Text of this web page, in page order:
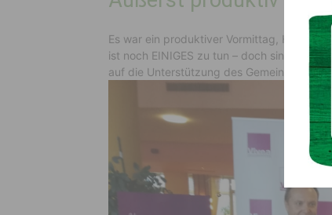
Es war ein produktiver Vormittag, Herr
ist noch EINIGES zu tun – doch sind wir
auf die Unterstützung des